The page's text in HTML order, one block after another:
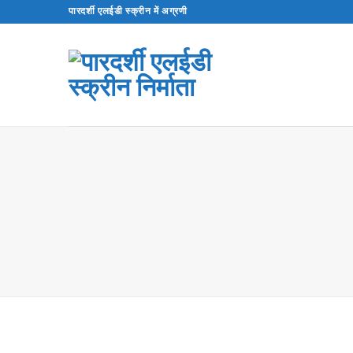
पारदर्शी एलईडी स्क्रीन में अग्रणी